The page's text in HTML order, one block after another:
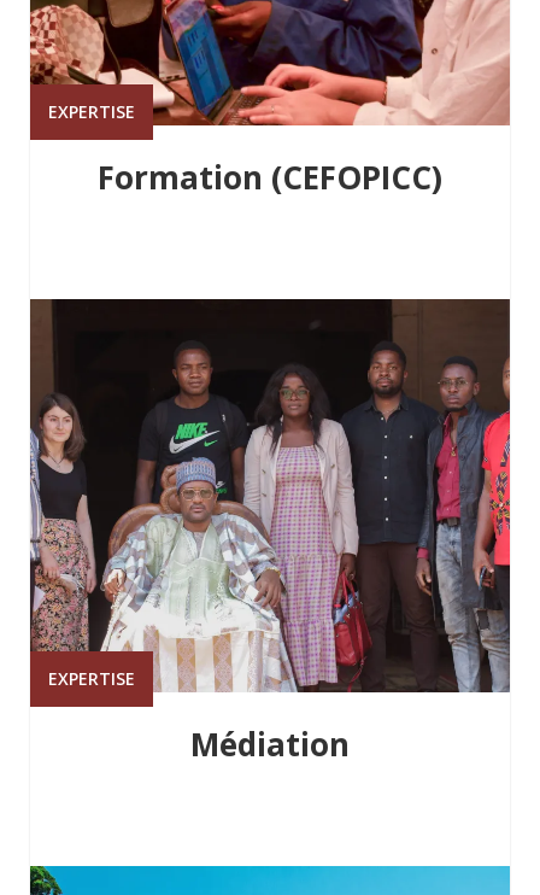
EXPERTISE
Formation (CEFOPICC)
EXPERTISE
Médiation